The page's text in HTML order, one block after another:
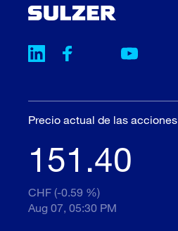
Precio actual de las acciones
151.40
CHF (-0.59 %)
Aug 07, 05:30 PM